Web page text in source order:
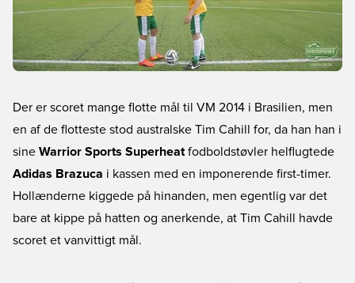
Der er scoret mange flotte mål til VM 2014 i Brasilien, men
en af de flotteste stod australske Tim Cahill for, da han han i
sine Warrior Sports Superheat fodboldstøvler helflugtede
Adidas Brazuca i kassen med en imponerende first-timer.
Hollænderne kiggede på hinanden, men egentlig var det
bare at kippe på hatten og anerkende, at Tim Cahill havde
scoret et vanvittigt mål.